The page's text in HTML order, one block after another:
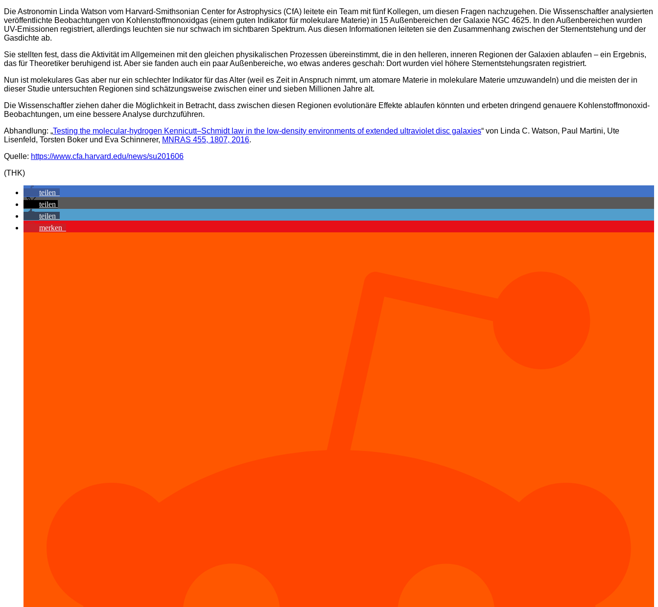
Die Astronomin Linda Watson vom Harvard-Smithsonian Center for Astrophysics (CfA) leitete ein Team mit fünf Kollegen, um diesen Fragen nachzugehen. Die Wissenschaftler analysierten
veröffentlichte Beobachtungen von Kohlenstoffmonoxidgas (einem guten Indikator für molekulare Materie) in 15 Außenbereichen der Galaxie NGC 4625. In den Außenbereichen wurden
UV-Emissionen registriert, allerdings leuchten sie nur schwach im sichtbaren Spektrum. Aus diesen Informationen leiteten sie den Zusammenhang zwischen der Sternentstehung und der
Gasdichte ab.
Sie stellten fest, dass die Aktivität im Allgemeinen mit den gleichen physikalischen Prozessen übereinstimmt, die in den helleren, inneren Regionen der Galaxien ablaufen – ein Ergebnis,
das für Theoretiker beruhigend ist. Aber sie fanden auch ein paar Außenbereiche, wo etwas anderes geschah: Dort wurden viel höhere Sternentstehungsraten registriert.
Nun ist molekulares Gas aber nur ein schlechter Indikator für das Alter (weil es Zeit in Anspruch nimmt, um atomare Materie in molekulare Materie umzuwandeln) und die meisten der in
dieser Studie untersuchten Regionen sind schätzungsweise zwischen einer und sieben Millionen Jahre alt.
Die Wissenschaftler ziehen daher die Möglichkeit in Betracht, dass zwischen diesen Regionen evolutionäre Effekte ablaufen könnten und erbeten dringend genauere Kohlenstoffmonoxid-
Beobachtungen, um eine bessere Analyse durchzuführen.
Abhandlung: „Testing the molecular-hydrogen Kennicutt–Schmidt law in the low-density environments of extended ultraviolet disc galaxies“ von Linda C. Watson, Paul Martini, Ute
Lisenfeld, Torsten Boker und Eva Schinnerer, MNRAS 455, 1807, 2016.
Quelle: https://www.cfa.harvard.edu/news/su201606
(THK)
teilen
teilen
teilen
merken